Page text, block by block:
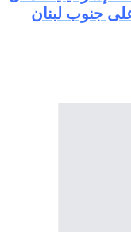
جنوب لبنان